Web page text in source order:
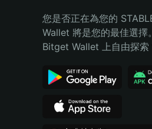
Bahasa Indonesia
Español (Argentina)
您是否正在為您的
Wallet 將是您的最佳選
Bitget Wallet 上自由探索